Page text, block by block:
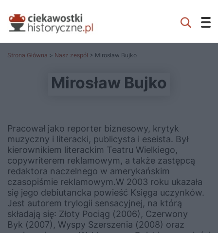
Strona Główna > Nasz zespół > Mirosław Bujko
Mirosław Bujko
Pracował jako reporter biznesowy, krytyk
muzyczny i literacki, publicysta i eseista. Był
kierownikiem literackim Teatru Wielkiego,
copywriterem reklamowym, a także zastępcą
redaktora naczelnego w amerykańskim
czasopiśmie reklamowym.W 2003 roku ukazała
się jego debiutancka powieść Księga uczynków.
Jest autorem trylogii sensacyjnej, na którą
składają się: Złoty Pociąg (2006), Czerwony
Byk (2007), Wyspy Szerszenia (2008) oraz